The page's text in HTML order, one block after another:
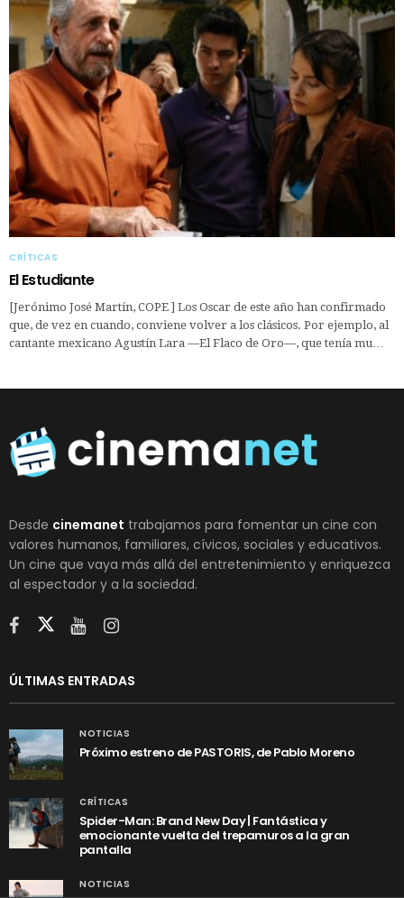
CRÍTICAS
El Estudiante
[Jerónimo José Martín, COPE ] Los Oscar de este año han confirmado
que, de vez en cuando, conviene volver a los clásicos. Por ejemplo, al
cantante mexicano Agustín Lara —El Flaco de Oro—, que tenía mu…
Desde cinemanet trabajamos para fomentar un cine con
valores humanos, familiares, cívicos, sociales y educativos.
Un cine que vaya más allá del entretenimiento y enriquezca
al espectador y a la sociedad.
ÚLTIMAS ENTRADAS
NOTICIAS
Próximo estreno de PASTORIS, de Pablo Moreno
CRÍTICAS
Spider-Man: Brand New Day | Fantástica y
emocionante vuelta del trepamuros a la gran
pantalla
NOTICIAS